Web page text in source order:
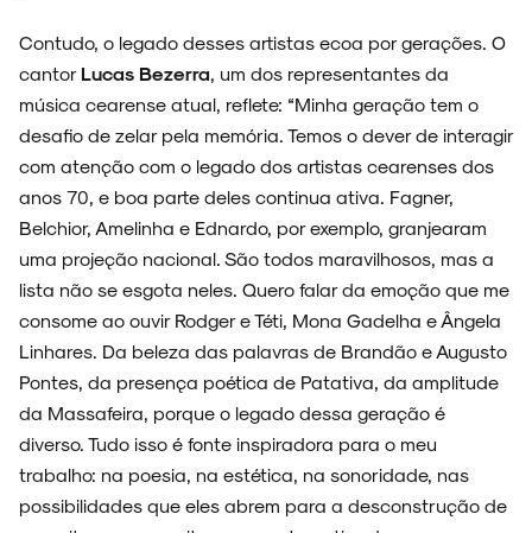
Contudo, o legado desses artistas ecoa por gerações. O
cantor Lucas Bezerra , um dos representantes da
música cearense atual, reflete: “Minha geração tem o
desafio de zelar pela memória. Temos o dever de interagir
com atenção com o legado dos artistas cearenses dos
anos 70, e boa parte deles continua ativa. Fagner,
Belchior, Amelinha e Ednardo, por exemplo, granjearam
uma projeção nacional. São todos maravilhosos, mas a
lista não se esgota neles. Quero falar da emoção que me
consome ao ouvir Rodger e Téti, Mona Gadelha e Ângela
Linhares. Da beleza das palavras de Brandão e Augusto
Pontes, da presença poética de Patativa, da amplitude
da Massafeira, porque o legado dessa geração é
diverso. Tudo isso é fonte inspiradora para o meu
trabalho: na poesia, na estética, na sonoridade, nas
possibilidades que eles abrem para a desconstrução de